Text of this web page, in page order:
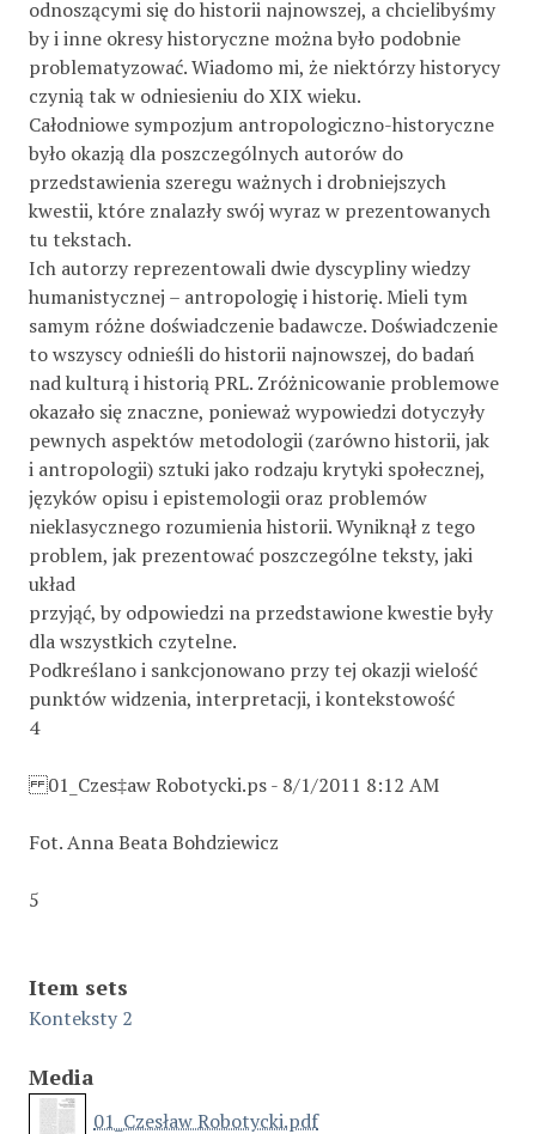
odnoszącymi się do historii najnowszej, a chcielibyśmy
by i inne okresy historyczne można było podobnie
problematyzować. Wiadomo mi, że niektórzy historycy
czynią tak w odniesieniu do XIX wieku.
Całodniowe sympozjum antropologiczno-historyczne
było okazją dla poszczególnych autorów do
przedstawienia szeregu ważnych i drobniejszych
kwestii, które znalazły swój wyraz w prezentowanych
tu tekstach.
Ich autorzy reprezentowali dwie dyscypliny wiedzy
humanistycznej – antropologię i historię. Mieli tym
samym różne doświadczenie badawcze. Doświadczenie
to wszyscy odnieśli do historii najnowszej, do badań
nad kulturą i historią PRL. Zróżnicowanie problemowe
okazało się znaczne, ponieważ wypowiedzi dotyczyły
pewnych aspektów metodologii (zarówno historii, jak
i antropologii) sztuki jako rodzaju krytyki społecznej,
języków opisu i epistemologii oraz problemów
nieklasycznego rozumienia historii. Wyniknął z tego
problem, jak prezentować poszczególne teksty, jaki
układ
przyjąć, by odpowiedzi na przedstawione kwestie były
dla wszystkich czytelne.
Podkreślano i sankcjonowano przy tej okazji wielość
punktów widzenia, interpretacji, i kontekstowość
4
01_Czes‡aw Robotycki.ps - 8/1/2011 8:12 AM
Fot. Anna Beata Bohdziewicz
5
Item sets
Konteksty 2
Media
01_Czesław Robotycki.pdf